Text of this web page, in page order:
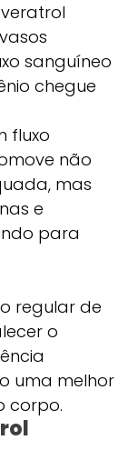
sanguíneo
chegue
fluxo
não
mas
e
para
regular de
o
uma melhor
corpo.